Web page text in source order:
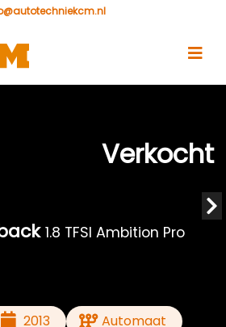
Verkocht
1.8 TFSI Ambition Pro
2013
Automaat